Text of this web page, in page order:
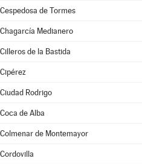
Cespedosa de Tormes
Chagarcía Medianero
Cilleros de la Bastida
Cipérez
Ciudad Rodrigo
Coca de Alba
Colmenar de Montemayor
Cordovilla